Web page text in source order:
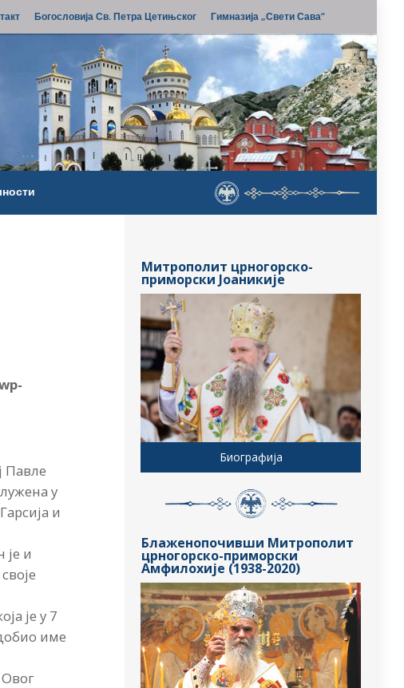
Богословија Св. Петра Цетињског Гимназија „Свети Сава“
Павле
у
и
је и
је у 7
име
Овог
Митрополит црногорско-
приморски Јоаникије
Биографија
Блаженопочивши Митрополит
црногорско-приморски
Амфилохије (1938-2020)